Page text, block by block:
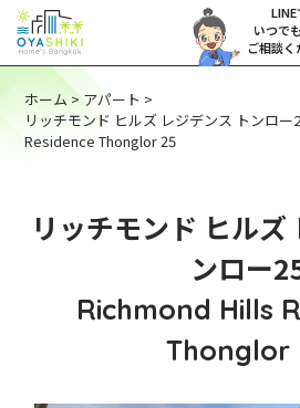
LINE
いつで
ご相談く
ホーム > アパート >
リッチモンド ヒルズ レジデンス トンロー
Residence Thonglor 25
リッチモンド ヒルズ
ンロー
Richmond Hills
Thonglor